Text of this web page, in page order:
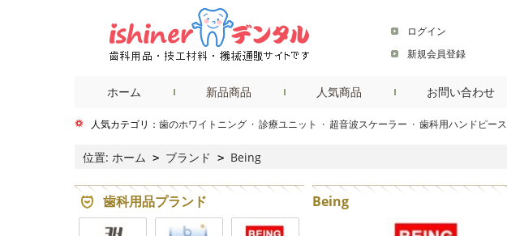
ログイン
新規会員登録
ホーム 新品商品 人気商品 お問い合わせ
人気カテゴリ： 歯のホワイトニング · 診療ユニット · 超音波スケーラー · 歯科用ハンドピース
位置: ホーム > ブランド > Being
Being
歯科用品プランド